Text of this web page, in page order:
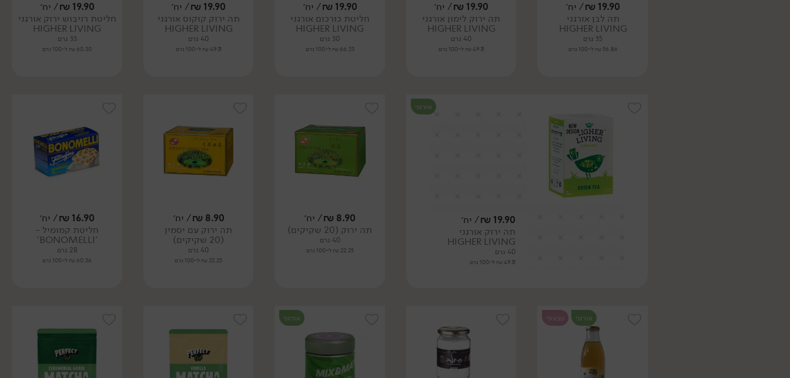
19.90
₪/ יח׳
תה לבן אורגני
HIGHER LIVING
35 גרם
56.86 ₪ ל-100 גרם
19.90
₪/ יח׳
תה ירוק לימון אורגני
HIGHER LIVING
40 גרם
49.75 ₪ ל-100 גרם
19.90
₪/ יח׳
חליטת כורכום אורגני
HIGHER LIVING
30 גרם
66.33 ₪ ל-100 גרם
19.90
₪/ יח׳
תה ירוק קוקוס אורגני
HIGHER LIVING
40 גרם
49.75 ₪ ל-100 גרם
19.90
₪/ יח׳
חליטת רויבוש ירוק אורגני
HIGHER LIVING
33 גרם
60.30 ₪ ל-100 גרם
אורגני
19.90
₪/ יח׳
תה ירוק אורגני
HIGHER LIVING
40 גרם
49.75 ₪ ל-100 גרם
8.90
₪/ יח׳
תה ירוק (20 שקיקים)
40 גרם
22.25 ₪ ל-100 גרם
8.90
₪/ יח׳
תה ירוק עם יסמין
(20 שקיקים)
40 גרם
22.25 ₪ ל-100 גרם
16.90
₪/ יח׳
חליטת קמומיל -
'BONOMELLI'
28 גרם
60.36 ₪ ל-100 גרם
אורגני טבעוני אורגני